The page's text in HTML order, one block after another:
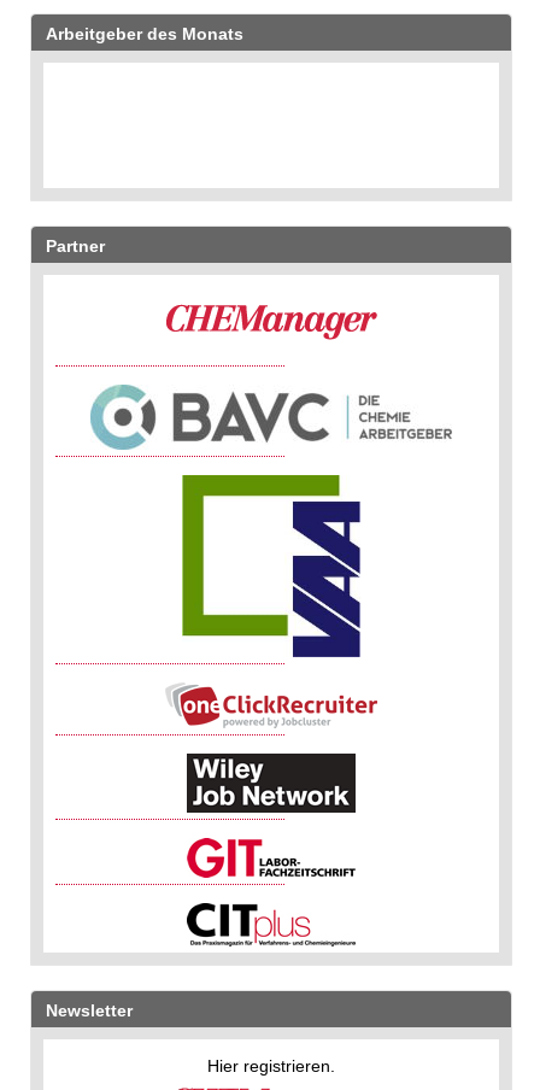
Arbeitgeber des Monats
Partner
Newsletter
Hier registrieren.